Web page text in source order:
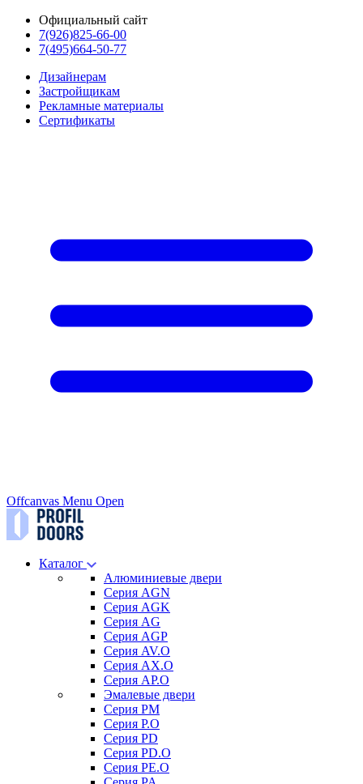
Официальный сайт
7(926)825-66-00
7(495)664-50-77
Дизайнерам
Застройщикам
Рекламные материалы
Сертификаты
Offcanvas Menu Open
Каталог
Алюминиевые двери
Серия AGN
Серия AGK
Серия AG
Серия AGP
Серия AV.O
Серия AX.O
Серия AP.O
Эмалевые двери
Серия PM
Серия P.O
Серия PD
Серия PD.O
Серия PE.O